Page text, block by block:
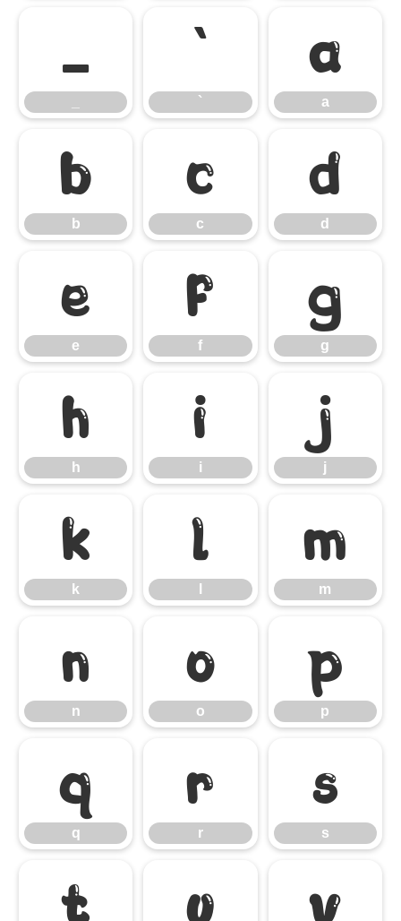
_ `
`
a
a
b
b
c
c
d
d
e
e
f
f
g
g
h
h
i
i
j
j
k
k
l m
m
n
n
o
o
p
p
q
q
r
r
s
s
t u v